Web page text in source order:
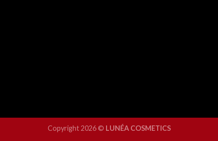
Copyright 2026 © LUNÉA COSMETICS